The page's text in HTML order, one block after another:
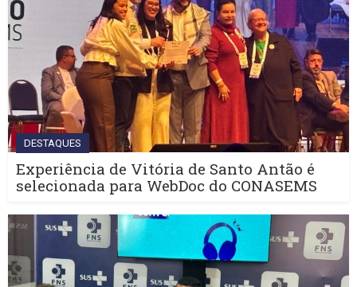
DESTAQUES
Experiência de Vitória de Santo Antão é
selecionada para WebDoc do CONASEMS